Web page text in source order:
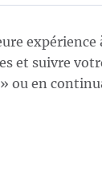
1
expérience
et suivre
ou en